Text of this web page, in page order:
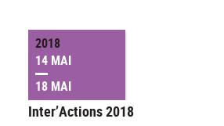
2018
14 MAI
18 MAI
Inter’Actions 2018